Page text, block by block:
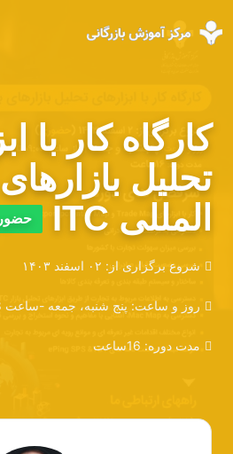
کارگاه کار با
تحلیل
المللی ITC
شروع برگزاری از: ۰۲ اسفند ۱۴۰۳
روز و ساعت: پنج شنبه، جمعه -ساعت 18-09
مدت دوره: 16ساعت